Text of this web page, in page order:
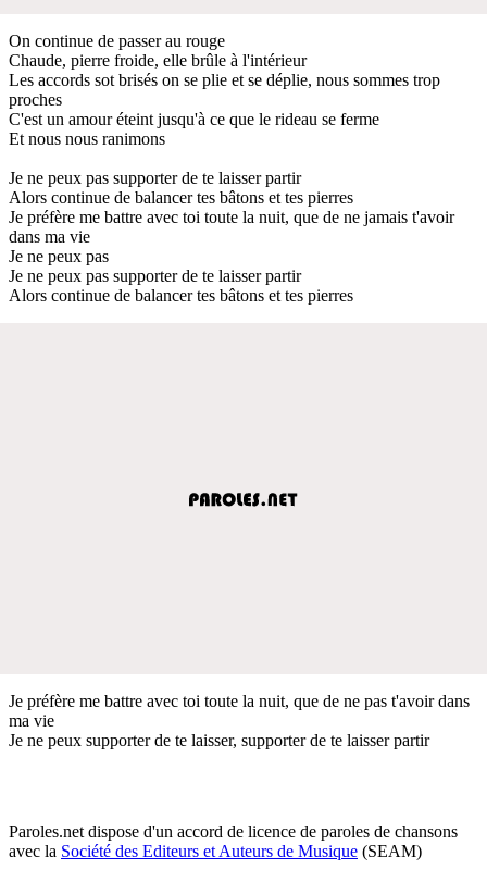
On continue de passer au rouge
Chaude, pierre froide, elle brûle à l'intérieur
Les accords sot brisés on se plie et se déplie, nous sommes trop
proches
C'est un amour éteint jusqu'à ce que le rideau se ferme
Et nous nous ranimons
Je ne peux pas supporter de te laisser partir
Alors continue de balancer tes bâtons et tes pierres
Je préfère me battre avec toi toute la nuit, que de ne jamais t'avoir
dans ma vie
Je ne peux pas
Je ne peux pas supporter de te laisser partir
Alors continue de balancer tes bâtons et tes pierres
Je préfère me battre avec toi toute la nuit, que de ne pas t'avoir dans
ma vie
Je ne peux supporter de te laisser, supporter de te laisser partir
Paroles.net dispose d'un accord de licence de paroles de chansons
avec la Société des Editeurs et Auteurs de Musique (SEAM)